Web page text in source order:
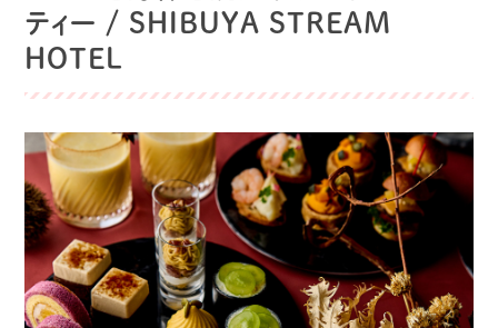
ティー / SHIBUYA STREAM
HOTEL